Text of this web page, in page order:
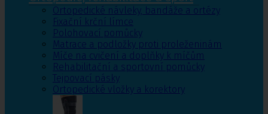
Ortopedické návleky, bandáže a ortézy
Fixační krční límce
Polohovací pomůcky
Matrace a podložky proti proleženinám
Míče na cvičení a doplňky k míčům
Rehabilitační a sportovní pomůcky
Tejpovací pásky
Ortopedické vložky a korektory